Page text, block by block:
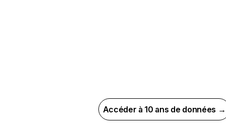
Accéder à 10 ans de données →